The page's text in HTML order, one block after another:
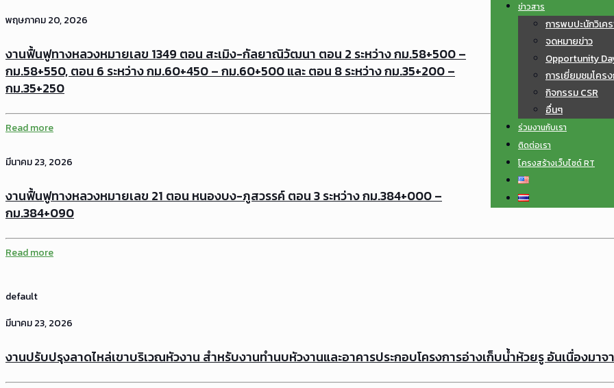
ข่าวสาร
การพบปะนักวิเ
จดหมายข่าว
Opportunity
การเยี่ยมชมโคร
กิจกรรม CSR
อื่นๆ
ร่วมงานกับเรา
ติดต่อเรา
โครงสร้างเว็บไซด์ RT
พฤษภาคม 20, 2026
งานฟื้นฟูทางหลวงหมายเลข 1349 ตอน สะเมิง-กัลยาณิวัฒนา ตอน 2 ระหว่าง กม.58+500 –
กม.58+550, ตอน 6 ระหว่าง กม.60+450 – กม.60+500 และ ตอน 8 ระหว่าง กม.35+200 –
กม.35+250
Read more
มีนาคม 23, 2026
งานฟื้นฟูทางหลวงหมายเลข 21 ตอน หนองบง-ภูสวรรค์ ตอน 3 ระหว่าง กม.384+000 –
กม.384+090
Read more
default
มีนาคม 23, 2026
งานปรับปรุงลาดไหล่เขาบริเวณหัวงาน สำหรับงานทำนบหัวงานและอาคารประกอบโครงการอ่างเก็บน้ำห้วยรู อันเนื่องมาจ